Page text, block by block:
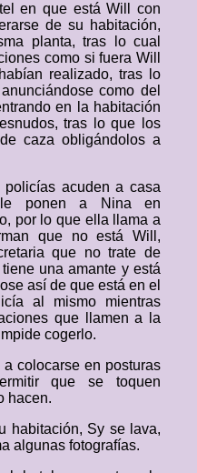
en que está Will con
de su habitación,
planta, tras lo cual
como si fuera Will
realizado, tras lo
como del
en la habitación
tras lo que los
caza obligándolos a
policías acuden a casa
ponen a Nina en
por lo que ella llama a
que no está Will,
que no trate de
una amante y está
así de que está en el
al mismo mientras
que llamen a la
cogerlo.
colocarse en posturas
que se toquen
hacen.
habitación, Sy se lava,
algunas fotografías.